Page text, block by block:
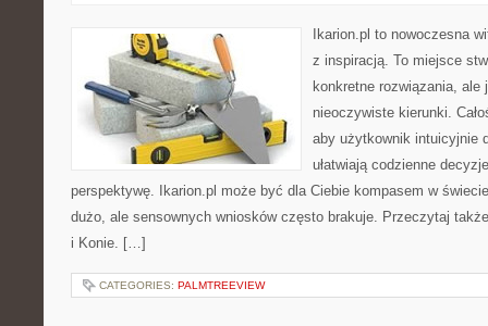
Ikarion.pl to nowoczesna
z inspiracją. To miejsce
konkretne rozwiązania,
nieoczywiste kierunki.
aby użytkownik intuicyjnie
ułatwiają codzienne
perspektywę. Ikarion.pl może być dla Ciebie kompasem w
dużo, ale sensownych wniosków często brakuje. Przeczytaj
i Konie. […]
CATEGORIES: PALMTREEVIEW